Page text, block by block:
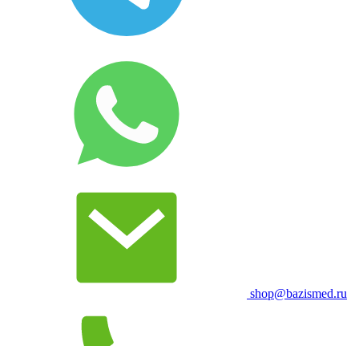
shop@bazismed.ru